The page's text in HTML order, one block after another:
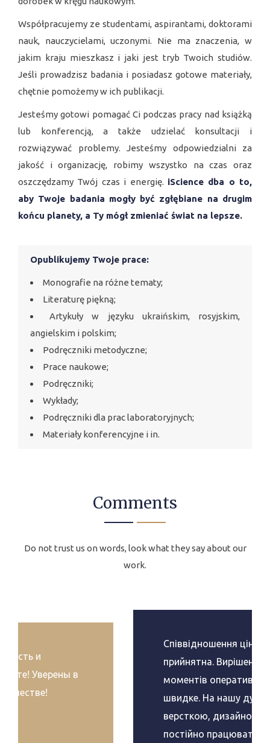
WIĘCEJ
Czasopisma naukowe
Wymaganie. Sekcje.
WIĘCEJ
Współpracujemy ze studentami, aspirantami, doktorami
nauk, nauczycielami, uczonymi. Nie ma znaczenia, w
jakim kraju mieszkasz i jaki jest tryb Twoich studiów.
Jeśli prowadzisz badania i posiadasz gotowe materiały,
chętnie pomożemy w ich publikacji.
Jesteśmy gotowi pomagać Ci podczas pracy nad książką
lub konferencją, a także udzielać konsultacji i
rozwiązywać problemy. Jesteśmy odpowiedzialni za
jakość i organizację, robimy wszystko na czas oraz
oszczędzamy Twój czas i energię. iScience dba o to,
aby Twoje badania mogły być zgłębiane na drugim
końcu planety, a Ty mógł zmieniać świat na lepsze.
Opublikujemy Twoje prace:
Monografie na różne tematy;
Literaturę piękną;
Artykuły w języku ukraińskim, rosyjskim,
angielskim i polskim;
Podręczniki metodyczne;
Prace naukowe;
Podręczniki;
Wykłady;
Podręczniki dla prac laboratoryjnych;
Materiały konferencyjne i in.
Comments
Do not trust us on words, look what they say about our
work.
Посылку получили! Большое вам
спасибо за качественную работу,
профессионализм и неравнодушие.